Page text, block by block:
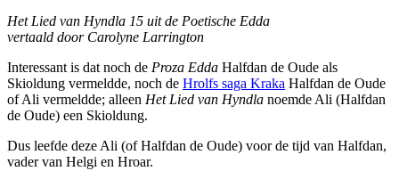
Het Lied van Hyndla 15 uit de Poetische Edda
vertaald door Carolyne Larrington
Interessant is dat noch de Proza Edda Halfdan de Oude als
Skioldung vermeldde, noch de Hrolfs saga Kraka Halfdan de Oude
of Ali vermeldde; alleen Het Lied van Hyndla noemde Ali (Halfdan
de Oude) een Skioldung.
Dus leefde deze Ali (of Halfdan de Oude) voor de tijd van Halfdan,
vader van Helgi en Hroar.